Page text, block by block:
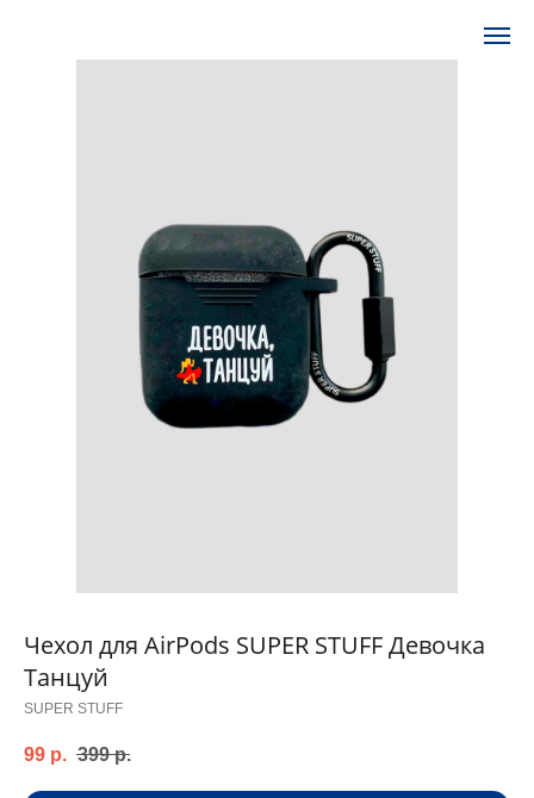
Чехол для AirPods SUPER STUFF Девочка
Танцуй
SUPER STUFF
99 р. 399 р.